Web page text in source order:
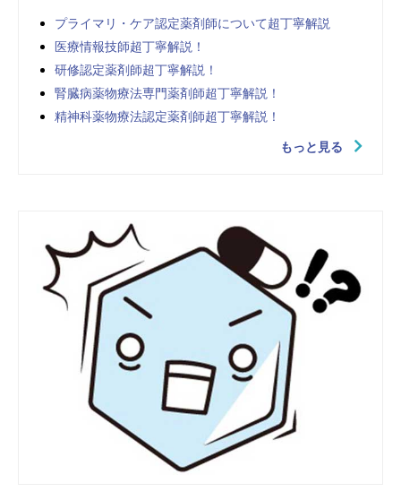
プライマリ・ケア認定薬剤師について超丁寧解説
医療情報技師超丁寧解説！
研修認定薬剤師超丁寧解説！
腎臓病薬物療法専門薬剤師超丁寧解説！
精神科薬物療法認定薬剤師超丁寧解説！
もっと見る